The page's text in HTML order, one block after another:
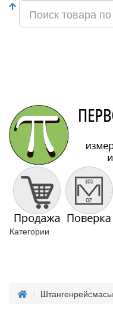
Категории
Штангенрейсмасы